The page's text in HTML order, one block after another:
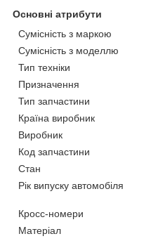
Основні атрибути
Сумісність з маркою
Сумісність з моделлю
Тип техніки
Призначення
Тип запчастини
Країна виробник
Виробник
Код запчастини
Стан
Рік випуску автомобіля
Кросс-номери
Матеріал